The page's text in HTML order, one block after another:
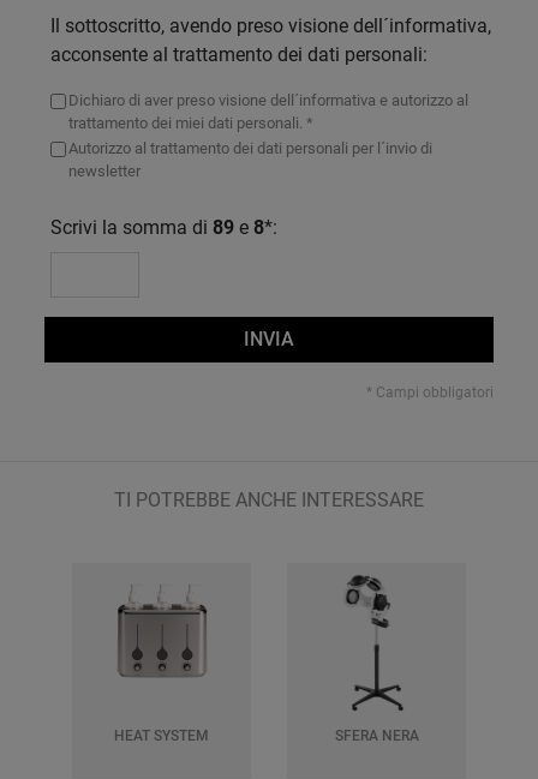
Il sottoscritto, avendo preso visione dell´informativa,
acconsente al trattamento dei dati personali:
Dichiaro di aver preso visione dell´informativa e autorizzo al
trattamento dei miei dati personali. *
Autorizzo al trattamento dei dati personali per l´invio di
newsletter
Scrivi la somma di89 e8*:
INVIA
* Campi obbligatori
TI POTREBBE ANCHE INTERESSARE
HEAT SYSTEM SFERA NERA